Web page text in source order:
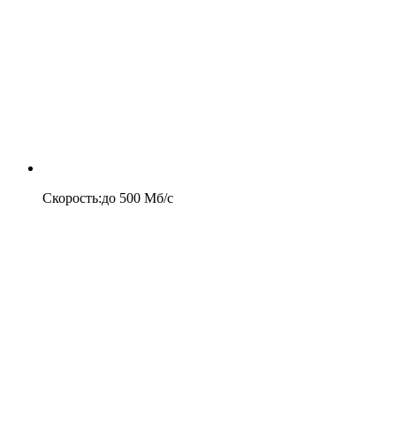
Скорость:до 500 Мб/c